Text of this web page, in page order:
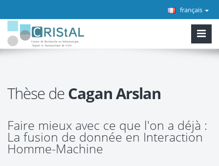
français
Thèse deCagan Arslan
Faire mieux avec ce que l'on a déjà :
La fusion de donnée en Interaction
Homme-Machine